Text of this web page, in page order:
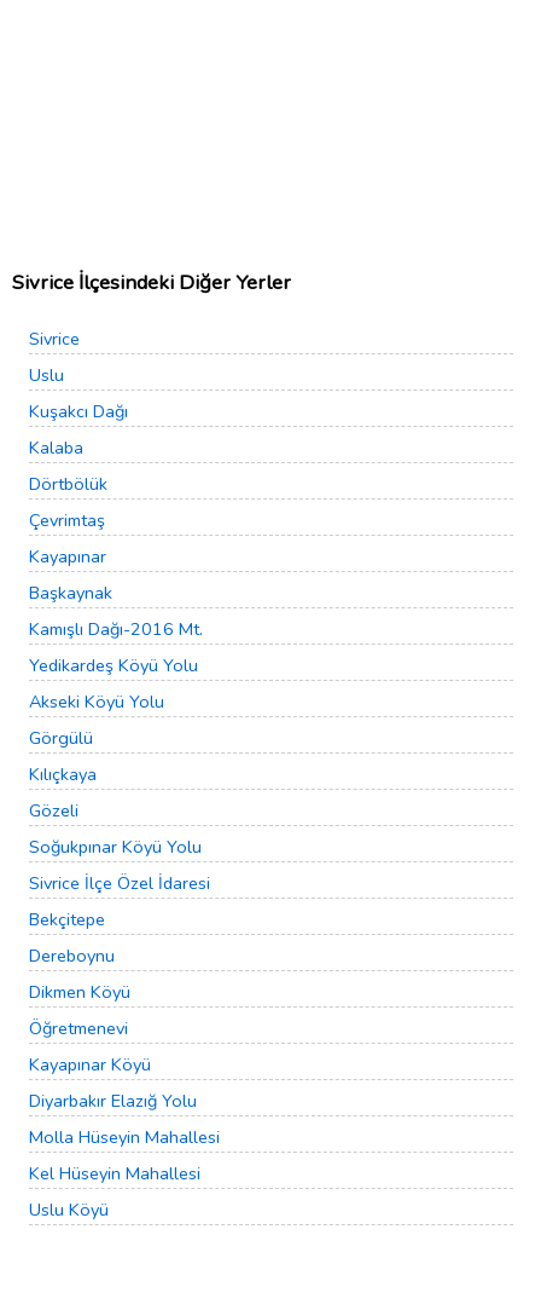
Sivrice İlçesindeki Diğer Yerler
Sivrice
Uslu
Kuşakcı Dağı
Kalaba
Dörtbölük
Çevrimtaş
Kayapınar
Başkaynak
Kamışlı Dağı-2016 Mt.
Yedikardeş Köyü Yolu
Akseki Köyü Yolu
Görgülü
Kılıçkaya
Gözeli
Soğukpınar Köyü Yolu
Sivrice İlçe Özel İdaresi
Bekçitepe
Dereboynu
Dikmen Köyü
Öğretmenevi
Kayapınar Köyü
Diyarbakır Elazığ Yolu
Molla Hüseyin Mahallesi
Kel Hüseyin Mahallesi
Uslu Köyü